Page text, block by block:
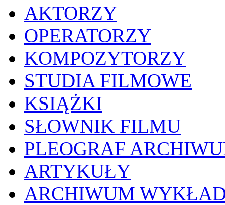
AKTORZY
OPERATORZY
KOMPOZYTORZY
STUDIA FILMOWE
KSIĄŻKI
SŁOWNIK FILMU
PLEOGRAF
ARTYKUŁY
ARCHIWUM